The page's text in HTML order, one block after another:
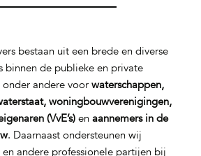
bestaan uit een brede en diverse
binnen de publieke en private
andere voor waterschappen,
woningbouwverenigingen,
(VvE’s)en aannemers in de
. Daarnaast ondersteunen wij
en andere professionele partijen bij